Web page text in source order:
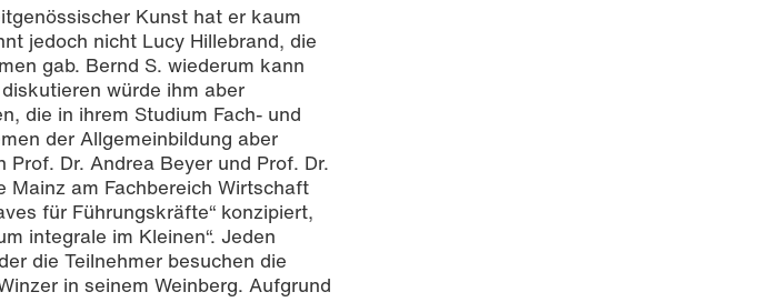
Kunst hat er kaum
jedoch nicht Lucy Hillebrand, die
gab. Bernd S. wiederum kann
würde ihm aber
die in ihrem Studium Fach- und
der Allgemeinbildung aber
Dr. Andrea Beyer und Prof. Dr.
Mainz am Fachbereich Wirtschaft
für Führungskräfte“ konzipiert,
integrale im Kleinen“. Jeden
die Teilnehmer besuchen die
in seinem Weinberg. Aufgrund